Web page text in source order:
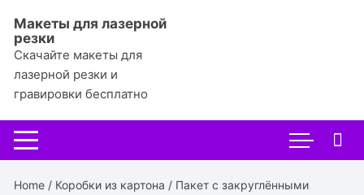
содержимому
Макеты для лазерной
резки
Скачайте макеты для
лазерной резки и
гравировки бесплатно
Home / Коробки из картона / Пакет с закруглёнными